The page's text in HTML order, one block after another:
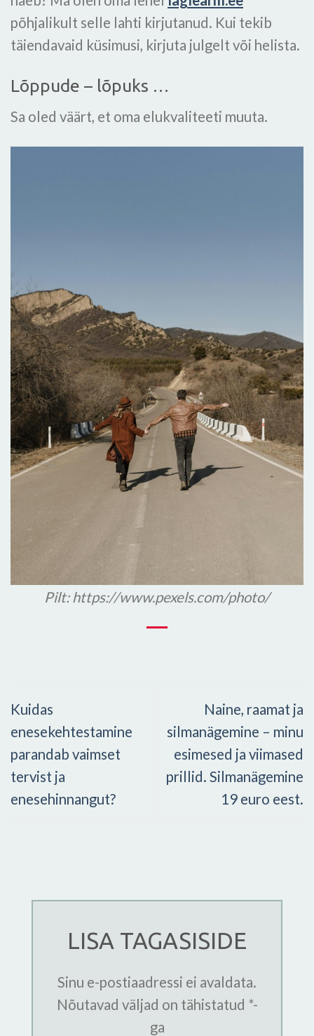
põhjalikult selle lahti kirjutanud. Kui tekib
täiendavaid küsimusi, kirjuta julgelt või helista.
Lõppude – lõpuks …
Sa oled väärt, et oma elukvaliteeti muuta.
Pilt: https://www.pexels.com/photo/
Kuidas
enesekehtestamine
parandab vaimset
tervist ja
enesehinnangut?
Naine, raamat ja
silmanägemine – minu
esimesed ja viimased
prillid. Silmanägemine
19 euro eest.
LISA TAGASISIDE
Sinu e-postiaadressi ei avaldata.
Nõutavad väljad on tähistatud *-
ga